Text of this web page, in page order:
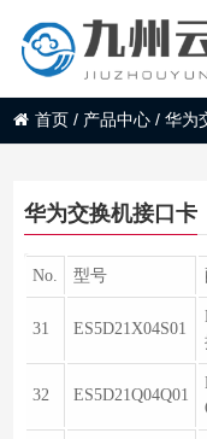
首页 / 产品中心 /华为
华为交换机接口卡
No. 型号
31 ES5D21X04S01
32 ES5D21Q04Q01